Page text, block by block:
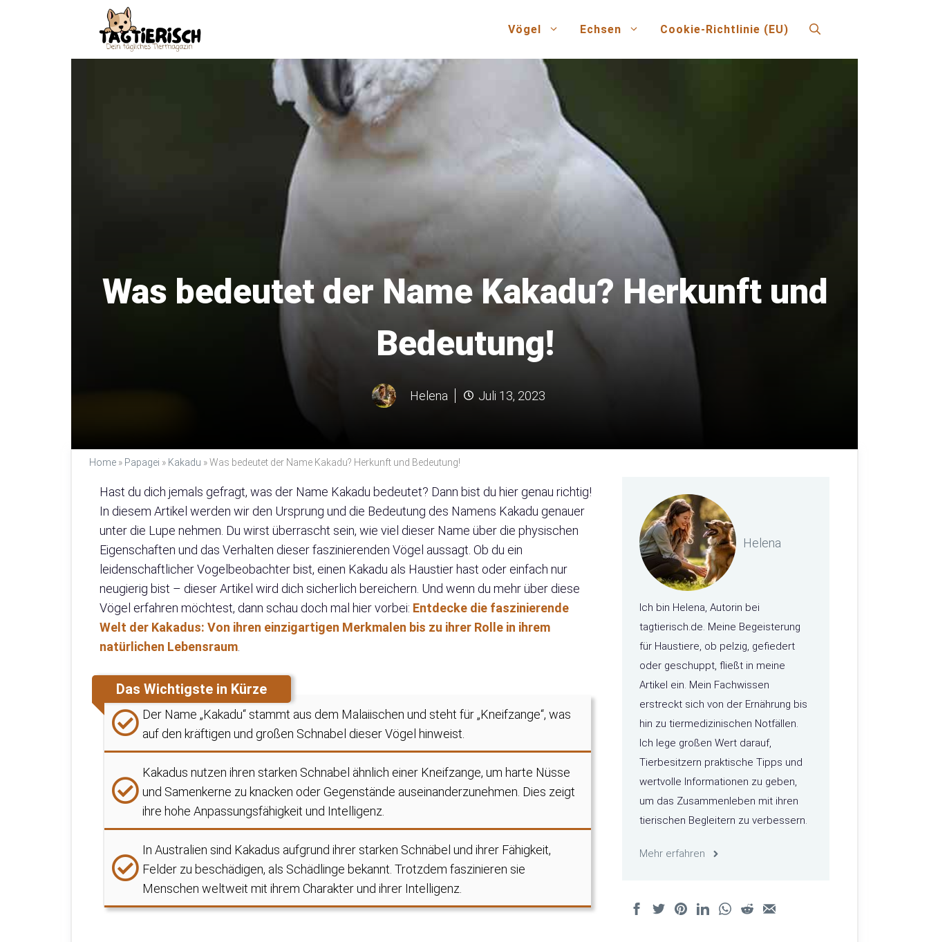
Vögel Echsen Cookie-Richtlinie (EU)
Was bedeutet der Name Kakadu? Herkunft und
Bedeutung!
Helena Juli 13, 2023
Home » Papagei » Kakadu »Was bedeutet der Name Kakadu? Herkunft und Bedeutung!
Hast du dich jemals gefragt, was der Name Kakadu bedeutet? Dann bist du hier genau richtig!
In diesem Artikel werden wir den Ursprung und die Bedeutung des Namens Kakadu genauer
unter die Lupe nehmen. Du wirst überrascht sein, wie viel dieser Name über die physischen
Eigenschaften und das Verhalten dieser faszinierenden Vögel aussagt. Ob du ein
leidenschaftlicher Vogelbeobachter bist, einen Kakadu als Haustier hast oder einfach nur
neugierig bist – dieser Artikel wird dich sicherlich bereichern. Und wenn du mehr über diese
Vögel erfahren möchtest, dann schau doch mal hier vorbei: Entdecke die faszinierende
Welt der Kakadus: Von ihren einzigartigen Merkmalen bis zu ihrer Rolle in ihrem
natürlichen Lebensraum.
Das Wichtigste in Kürze
Der Name „Kakadu“ stammt aus dem Malaiischen und steht für „Kneifzange“, was
auf den kräftigen und großen Schnabel dieser Vögel hinweist.
Kakadus nutzen ihren starken Schnabel ähnlich einer Kneifzange, um harte Nüsse
und Samenkerne zu knacken oder Gegenstände auseinanderzunehmen. Dies zeigt
ihre hohe Anpassungsfähigkeit und Intelligenz.
In Australien sind Kakadus aufgrund ihrer starken Schnäbel und ihrer Fähigkeit,
Felder zu beschädigen, als Schädlinge bekannt. Trotzdem faszinieren sie
Menschen weltweit mit ihrem Charakter und ihrer Intelligenz.
Helena
Ich bin Helena, Autorin bei
tagtierisch.de. Meine Begeisterung
für Haustiere, ob pelzig, gefiedert
oder geschuppt, fließt in meine
Artikel ein. Mein Fachwissen
erstreckt sich von der Ernährung bis
hin zu tiermedizinischen Notfällen.
Ich lege großen Wert darauf,
Tierbesitzern praktische Tipps und
wertvolle Informationen zu geben,
um das Zusammenleben mit ihren
tierischen Begleitern zu verbessern.
Mehr erfahren